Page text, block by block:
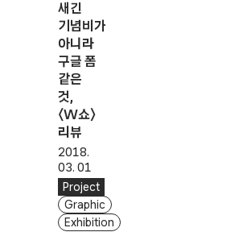
새긴
기념비가
아니라
구글 폼
같은
것,
〈W쇼〉
리뷰
2018.
03. 01
Project
Graphic
Exhibition